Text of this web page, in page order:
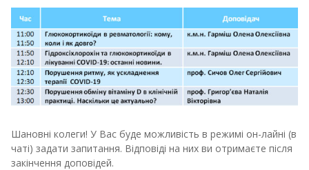
Шановні колеги! У Вас буде можливість в режимі он-лайні (в
чаті) задати запитання. Відповіді на них ви отримаєте після
закінчення доповідей.